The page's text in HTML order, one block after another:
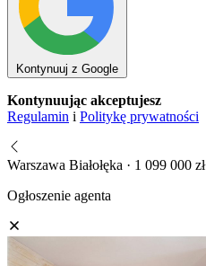
Kontynuuj z Google
Kontynuując akceptujesz
Regulamin i Politykę prywatności
Warszawa Białołęka · 1 099 000 zł
Ogłoszenie agenta